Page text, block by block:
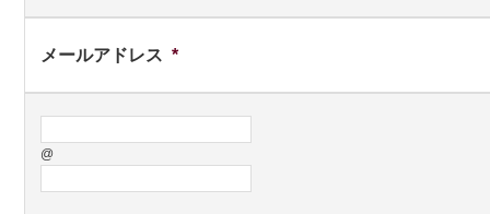
メールアドレス *
@